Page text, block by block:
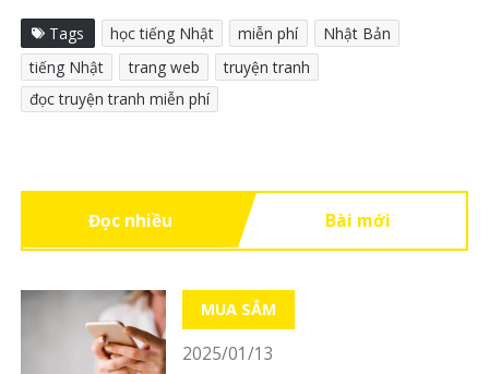
Tags học tiếng Nhật miễn phí
Nhật Bản
tiếng Nhật
trang web
truyện tranh
đọc truyện tranh miễn phí
Đọc nhiều Bài mới
MUA SẮM
2025/01/13